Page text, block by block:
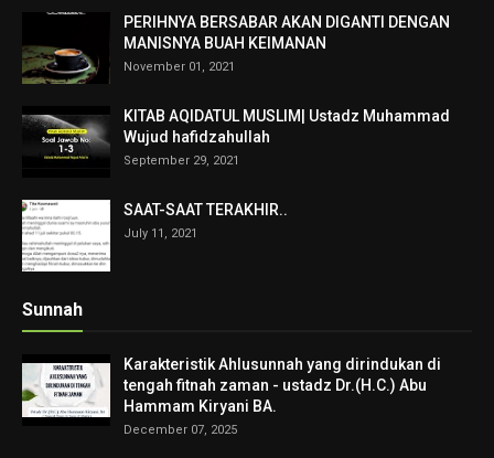
PERIHNYA BERSABAR AKAN DIGANTI DENGAN
MANISNYA BUAH KEIMANAN
November 01, 2021
KITAB AQIDATUL MUSLIM| Ustadz Muhammad
Wujud hafidzahullah
September 29, 2021
SAAT-SAAT TERAKHIR..
July 11, 2021
Sunnah
Karakteristik Ahlusunnah yang dirindukan di
tengah fitnah zaman - ustadz Dr.(H.C.) Abu
Hammam Kiryani BA.
December 07, 2025